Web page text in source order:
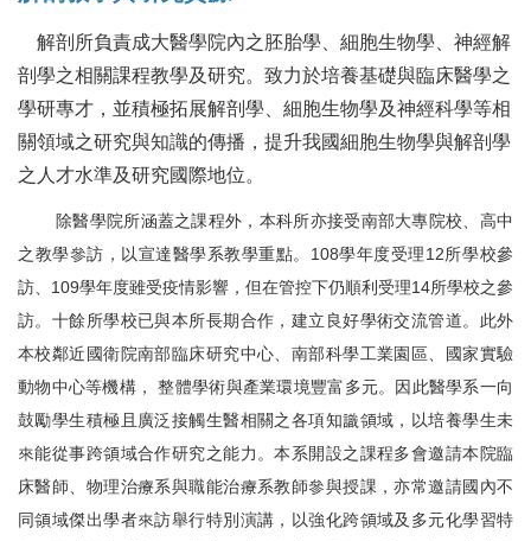
解剖所負責成大醫學院內之胚胎學、細胞生物學、神經解
剖學之相關課程教學及研究。致力於培養基礎與臨床醫學之
學研專才，並積極拓展解剖學、細胞生物學及神經科學等相
關領域之研究與知識的傳播，提升我國細胞生物學與解剖學
之人才水準及研究國際地位。
除醫學院所涵蓋之課程外，本科所亦接受南部大專院校、高中
之教學參訪，以宣達醫學系教學重點。 108學年度受理12所學校參
訪、 109學年度雖受疫情影響，但在管控下仍順利受理14所學校之參
訪。十餘所學校已與本所長期合作，建立良好學術交流管道。此外
本校鄰近國衛院南部臨床研究中心、南部科學工業園區、國家實驗
動物中心等機構， 整體學術與產業環境豐富多元。因此醫學系一向
鼓勵學生積極且廣泛接觸生醫相關之各項知識領域，以培養學生未
來能從事跨領域合作研究之能力。本系開設之課程多會邀請本院臨
床醫師、物理治療系與職能治療系教師參與授課，亦常邀請國內不
同領域傑出學者來訪舉行特別演講，以強化跨領域及多元化學習特